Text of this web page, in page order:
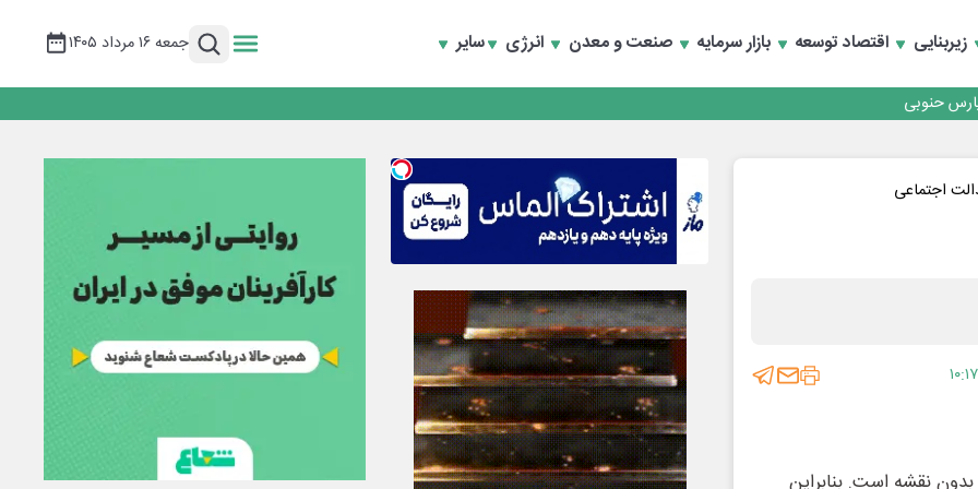
زیربنایی اقتصاد توسعه بازار سرمایه صنعت و معدن انرژی سایر جمعه ۱۶ مرداد ۱۴۰۵
منطقه یک
منطقه یک
تجارت و همگرایی منطقه‌ای
اجتماعی
۱۰:۱۷
نقشه است. بنابراین